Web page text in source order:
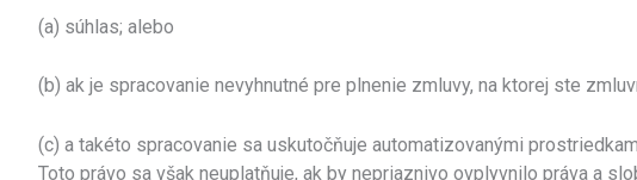
(a) súhlas; alebo
(b) ak je spracovanie nevyhnutné pre plnenie zmluvy, na ktorej ste
(c) a takéto spracovanie sa uskutočňuje automatizovanými
Toto právo sa však neuplatňuje, ak by nepriaznivo ovplyvnilo práva a